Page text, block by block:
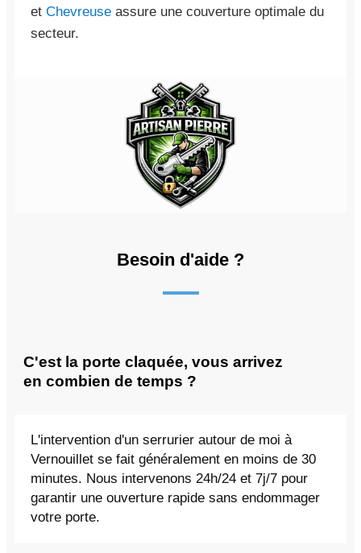
et Chevreuse assure une couverture optimale du
secteur.
Besoin d'aide ?
C'est la porte claquée, vous arrivez
en combien de temps ?
L'intervention d'un serrurier autour de moi à
Vernouillet se fait généralement en moins de 30
minutes. Nous intervenons 24h/24 et 7j/7 pour
garantir une ouverture rapide sans endommager
votre porte.